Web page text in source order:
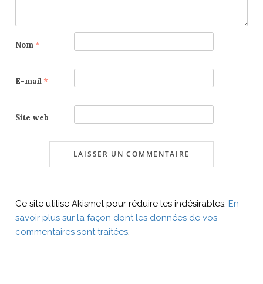
Nom *
E-mail *
Site web
Ce site utilise Akismet pour réduire les indésirables. En
savoir plus sur la façon dont les données de vos
commentaires sont traitées.